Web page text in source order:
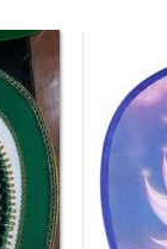
Add to